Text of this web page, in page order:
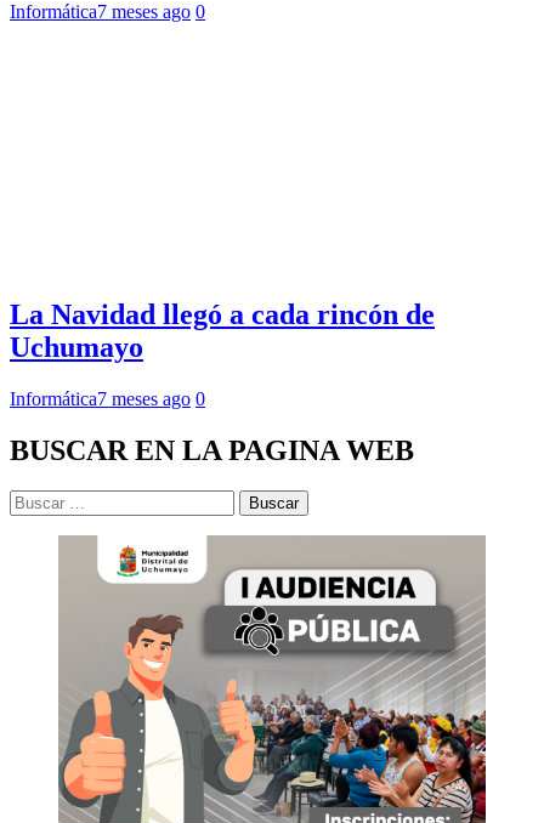
Informática7 meses ago 0
La Navidad llegó a cada rincón de
Uchumayo
Informática7 meses ago 0
BUSCAR EN LA PAGINA WEB
Buscar: